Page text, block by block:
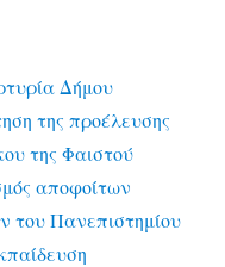
Δήμου
της προέλευσης
της Φαιστού
αποφοίτων
του Πανεπιστημίου